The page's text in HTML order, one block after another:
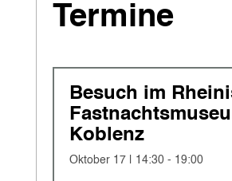
Termine
Besuch im
Koblenz
Oktober 17 | 14:30 - 19:00